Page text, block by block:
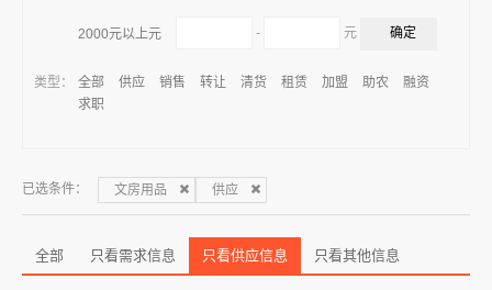
2000元以上元 - 元
类型： 全部 供应 销售 转让 清货 租赁 加盟 助农
融资
求职
已选条件： 文房用品 供应
全部 只看需求信息 只看供应信息 只看其他信息